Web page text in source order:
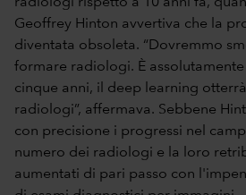
Geoffrey Hinton avvertiva che la
diventata obsoleta. “Dovremmo
formare radiologi. È
cinque anni, il deep learning
radiologi”, affermava. Sebbene
con precisione i progressi nel
numero dei radiologi e la loro
aumentati di pari passo con